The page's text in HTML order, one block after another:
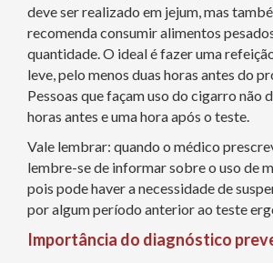
deve ser realizado em jejum, mas
recomenda consumir alimentos
quantidade. O ideal é fazer uma
leve, pelo menos duas horas antes do
Pessoas que façam uso do cigarro não
horas antes e uma hora após o teste.
Vale lembrar: quando o médico
lembre-se de informar sobre o uso de
pois pode haver a necessidade de
por algum período anterior ao teste
Importância do diagnóstico